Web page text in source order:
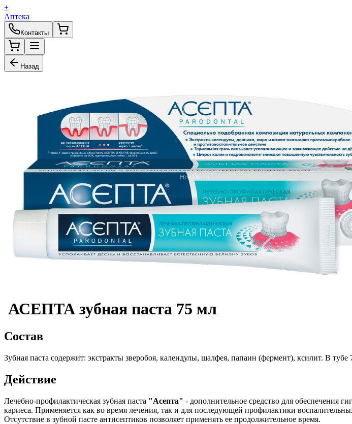
+
Аптека
Контакты
Назад
АСЕПТА зубная паста 75 мл
Состав
Зубная паста содержит: экстракты зверобоя, календулы, шалфея, папаин (фермент), ксилит. В тубе
Действие
Лечебно-профилактическая зубная паста "Асепта" - дополнительное средство для обеспечения
кариеса. Применяется как во время лечения, так и для последующей профилактики
Отсутствие в зубной пасте антисептиков позволяет применять ее продолжительное время.